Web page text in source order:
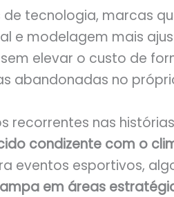
de tecnologia, marcas
e modelagem mais
elevar o custo de
abandonadas no
recorrentes nas
condizente com o
eventos esportivos,
em áreas